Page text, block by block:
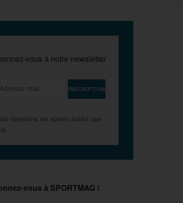
vous à notre newsletter
détestons les spams autant que
vous à SPORTMAG !